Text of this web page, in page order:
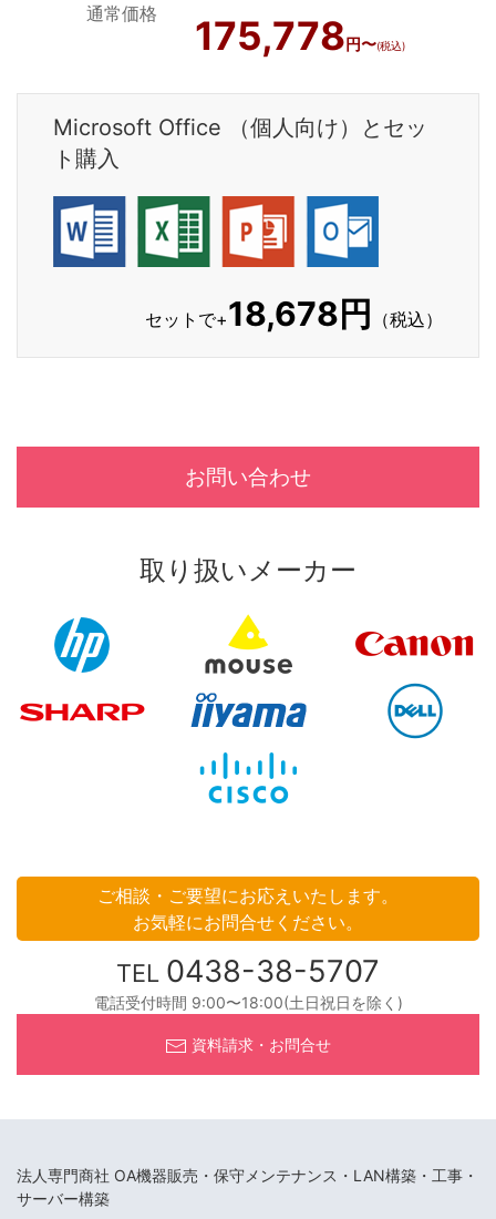
通常価格 175,778円〜(税込)
Microsoft Office （個人向け）とセッ
ト購入
セットで+18,678円 （税込）
お問い合わせ
取り扱いメーカー
ご相談・ご要望にお応えいたします。
お気軽にお問合せください。
TEL 0438-38-5707
電話受付時間 9:00〜18:00(土日祝日を除く)
資料請求・お問合せ
法人専門商社 OA機器販売・保守メンテナンス・LAN構築・工事・
サーバー構築